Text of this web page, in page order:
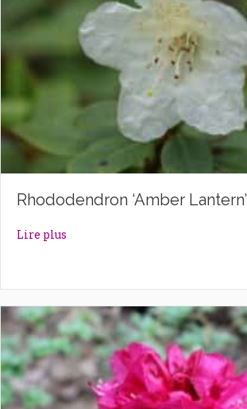
Rhododendron ‘Amber Lantern’
Lire plus